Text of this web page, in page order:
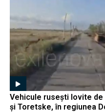
Vehicule rusești lovite
și Toretske, în regiunea